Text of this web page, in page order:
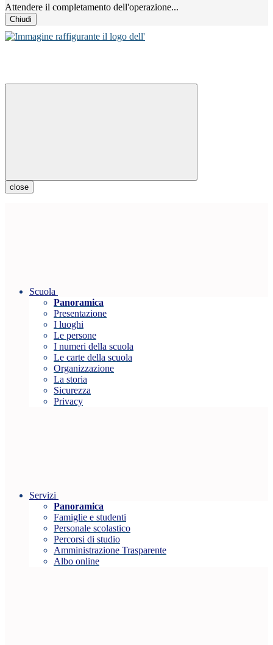
Attendere il completamento dell'operazione...
Chiudi
close
Scuola
Panoramica
Presentazione
I luoghi
Le persone
I numeri della scuola
Le carte della scuola
Organizzazione
La storia
Sicurezza
Privacy
Servizi
Panoramica
Famiglie e studenti
Personale scolastico
Percorsi di studio
Amministrazione Trasparente
Albo online